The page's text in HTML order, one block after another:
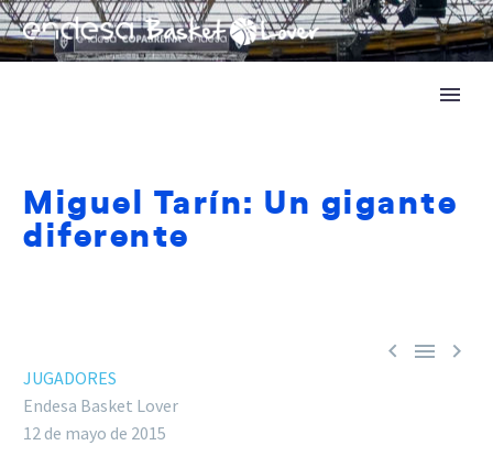
Miguel Tarín: Un gigante
diferente
  
JUGADORES
Endesa Basket Lover
12 de mayo de 2015